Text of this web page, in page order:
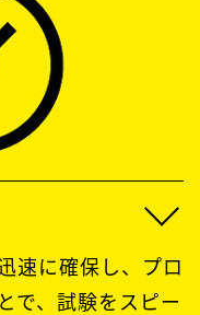
速に確保し、プロ
で、試験をスピー